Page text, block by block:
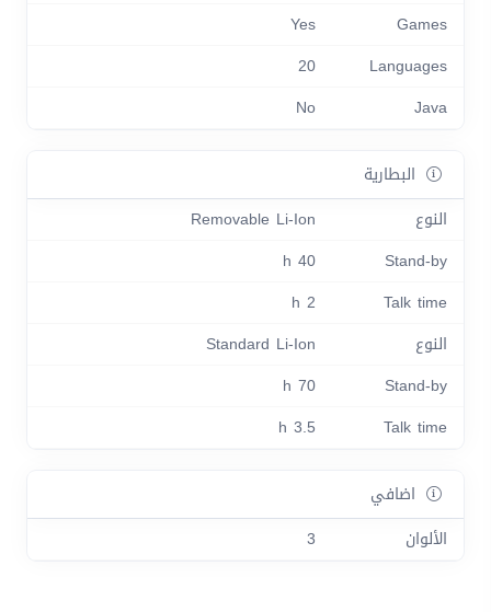
Games
Yes
Languages
20
Java
No
البطارية
النوع
Removable Li-Ion
Stand-by
40 h
Talk time
2 h
النوع
Standard Li-Ion
Stand-by
70 h
Talk time
3.5 h
اضافي
الألوان
3